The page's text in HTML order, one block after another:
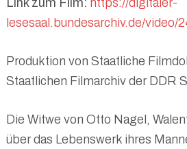
lesesaal.bundesarchiv.de/video/
Produktion von Staatliche
Staatlichen Filmarchiv der DDR
Die Witwe von Otto Nagel,
über das Lebenswerk ihres